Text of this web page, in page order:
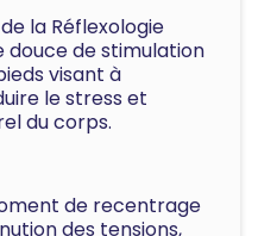
la Réflexologie
douce de stimulation
visant à
le stress et
du corps.
de recentrage
des tensions,